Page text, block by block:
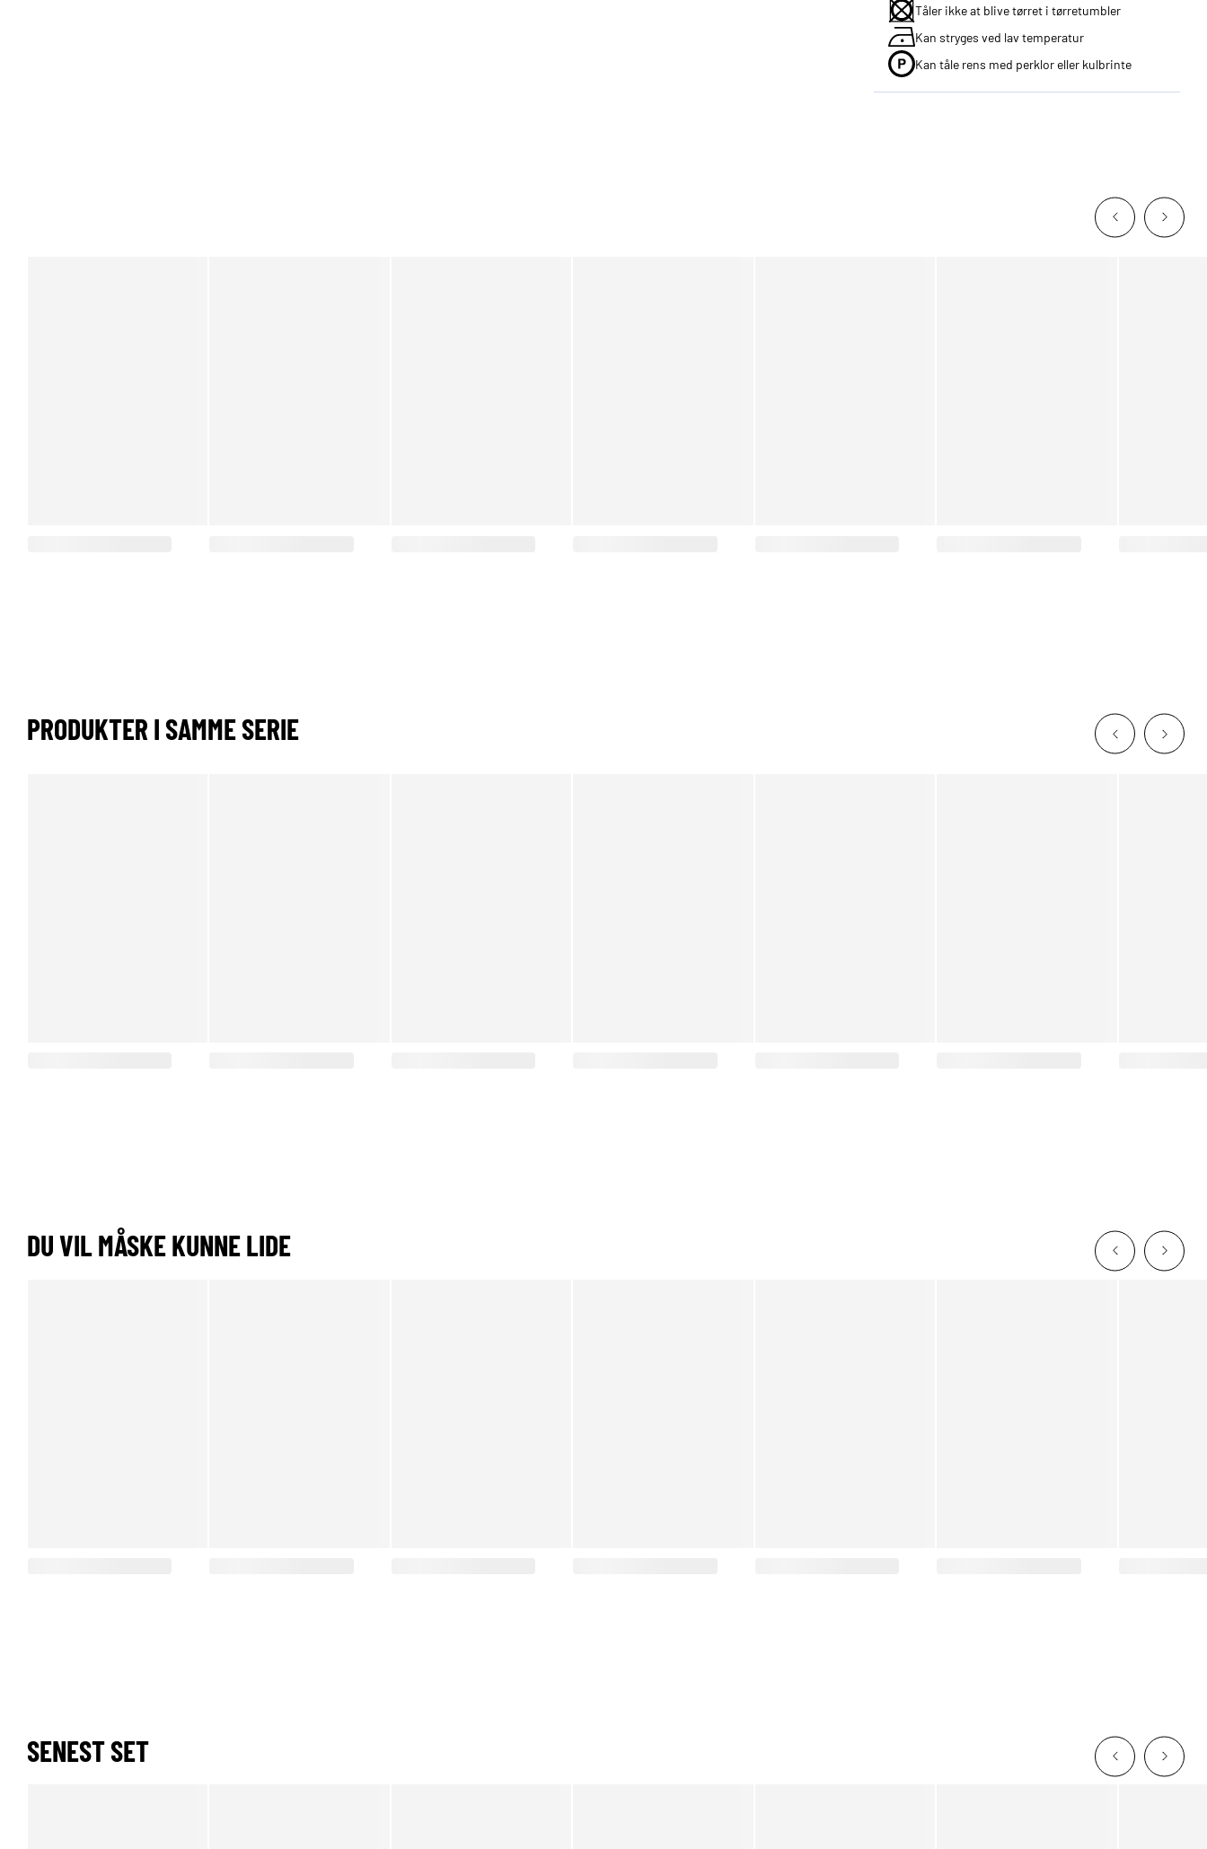
Tåler ikke at blive tørret i tørretumbler
Kan stryges ved lav temperatur
Kan tåle rens med perklor eller kulbrinte
PRODUKTER I SAMME SERIE
DU VIL MÅSKE KUNNE LIDE
SENEST SET